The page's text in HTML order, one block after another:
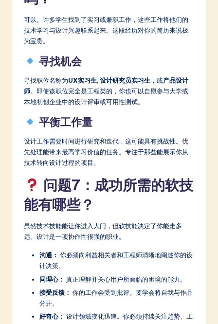
可以。许多学生找到了实习或兼职工作，这些工作将他们的
技术学习与设计兴趣联系起来。这段经历对你的简历来说极
为宝贵。
寻找机会
寻找职位名称为UX实习生, 设计研究员实习生 ，或产品设计
师。即使该职位完全是工程类的，你也可以自愿参与大学或
本地初创企业中的设计评审或可用性测试。
平衡工作量
设计工作需要时间进行研究和迭代，这可能具有挑战性。优
先处理能带来最高学习价值的任务。专注于那些能展示你从
技术转向设计过程的项目。
问题7：成功所需的软技
能有哪些？
虽然技术技能能让你进入大门，但软技能决定了你能走多
远。设计是一项协作性很强的职业。
沟通： 你必须向利益相关者和工程师清晰地阐述你的设
计决策。
同理心： 真正理解并关心用户所面临的困境的能力。
接受反馈： 你的工作会受到批评。要学会将自我与作品
分开。
好奇心： 设计领域变化迅速。你必须持续关注趋势、工